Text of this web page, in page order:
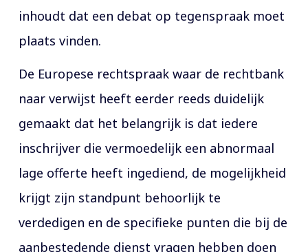
inhoudt dat een debat op tegenspraak moet
plaats vinden.
De Europese rechtspraak waar de rechtbank
naar verwijst heeft eerder reeds duidelijk
gemaakt dat het belangrijk is dat iedere
inschrijver die vermoedelijk een abnormaal
lage offerte heeft ingediend, de mogelijkheid
krijgt zijn standpunt behoorlijk te
verdedigen en de specifieke punten die bij de
aanbestedende dienst vragen hebben doen